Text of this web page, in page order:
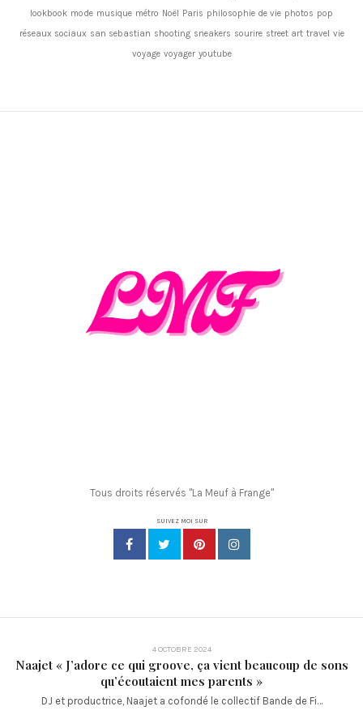
lookbook mode musique métro Noël Paris philosophie de vie photos pop
réseaux sociaux san sebastian shooting sneakers sourire street art travel vie
voyage voyager youtube
Tous droits réservés "La Meuf à Frange"
SUIVEZ MOI SUR
4 OCTOBRE 2024
Naajet « J’adore ce qui groove, ça vient beaucoup de sons
qu’écoutaient mes parents »
DJ et productrice, Naajet a cofondé le collectif Bande de Fi…